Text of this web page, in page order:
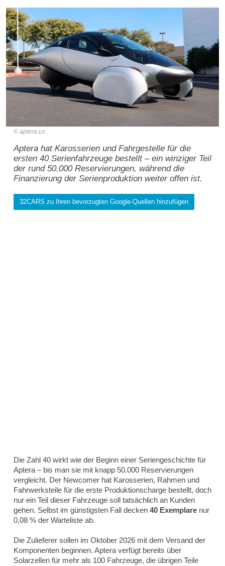
aptera.us
Aptera hat Karosserien und Fahrgestelle für die
ersten 40 Serienfahrzeuge bestellt – ein winziger Teil
der rund 50.000 Reservierungen, während die
Finanzierung der Serienproduktion weiter offen ist.
32CARS zu Ihren bevorzugten Google-Quellen hinzufügen
Die Zahl 40 wirkt wie der Beginn einer Seriengeschichte für
Aptera – bis man sie mit knapp 50.000 Reservierungen
vergleicht. Der Newcomer hat Karosserien, Rahmen und
Fahrwerksteile für die erste Produktionscharge bestellt, doch
nur ein Teil dieser Fahrzeuge soll tatsächlich an Kunden
gehen. Selbst im günstigsten Fall decken 40 Exemplare nur
0,08 % der Warteliste ab.
Die Zulieferer sollen im Oktober 2026 mit dem Versand der
Komponenten beginnen. Aptera verfügt bereits über
Solarzellen für mehr als 100 Fahrzeuge, die übrigen Teile